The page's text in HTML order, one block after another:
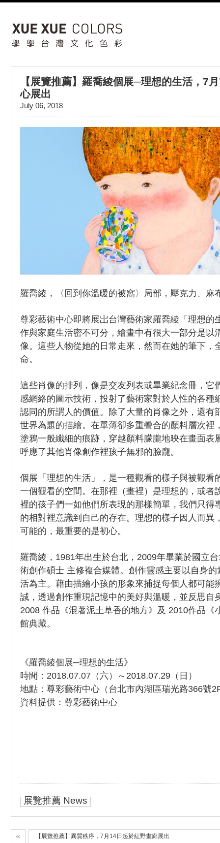
【展覽推薦】羅喬綾個展─理想的生活，7
心展出
July 06, 2018
羅喬綾，〈回到你溫暖的被窩〉局部，壓克力、麻
尊彩藝術中心即將展岀台灣藝術家羅喬綾「理想的
作與家庭生活密不可分，繪畫中有很大一部分是以
像。這些人物從她的日常走來，然而在她的筆下，
命。
這些肖像的排列，像是交友列表或畢業紀念冊，它
感網絡的圖示技術，投射了藝術家對於人性的各種
認同的所謂人的價值。除了大量的肖像之外，還有
世界為題的描繪。在單薄卻多重疊合的顏料層次裡
塗鴉一般纖細的痕跡，穿越顏料朦朧地映在畫面表
呼應了其他肖像創作裡孩子無邪的臉龐。
個展「理想的生活」，是一種觀看的樣子與被觀看
一個觀看的空間。在那裡（畫裡）是理想的，或者
裡的孩子們一如他們所表現的那樣簡單，我們只得
的相對裡意識到自己的存在。理想的樣子因人而異
可能的，最重要的是初心。
羅喬綾，1981年出生於台北，2009年畢業於國立
術創作碩士 主修複合媒體。創作靈感主要以自身
活為主。藉由描繪小孩的形象來捕捉每個人都可能
誠，透過創作重現記憶中的美好與溫暖，並反思自
2008 作品《混著泥土草香的地方》及 2010作品《
館典藏。
《羅喬綾個展─理想的生活》
時間：2018.07.07（六）～2018.07.29（日）
地點：尊彩藝術中心（台北市內湖區瑞光路366號
資料提供： 尊彩藝術中心
展覽推薦 News
【展覽推薦】異質秩序，7月14日起於紅野畫廊展出